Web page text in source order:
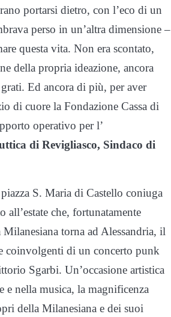
portarsi dietro, con l’eco di un
perso in un’altra dimensione –
questa vita. Non era scontato,
della propria ideazione, ancora
Ed ancora di più, per aver
di cuore la Fondazione Cassa di
operativo per l’
di Revigliasco, Sindaco di
S. Maria di Castello coniuga
che, fortunatamente
torna ad Alessandria, il
coinvolgenti di un concerto punk
Sgarbi. Un’occasione artistica
e nella musica, la magnificenza
della Milanesiana e dei suoi